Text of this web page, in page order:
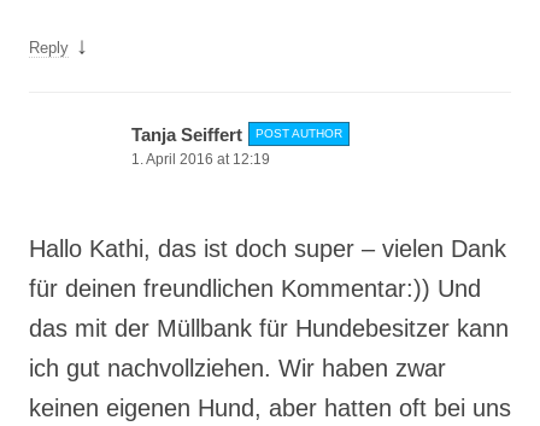
Reply ↓
Tanja Seiffert POST AUTHOR
1. April 2016 at 12:19
Hallo Kathi, das ist doch super – vielen Dank
für deinen freundlichen Kommentar:)) Und
das mit der Müllbank für Hundebesitzer kann
ich gut nachvollziehen. Wir haben zwar
keinen eigenen Hund, aber hatten oft bei uns